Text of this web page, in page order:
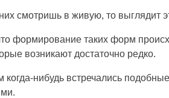
смотришь в живую, то выглядит
формирование таких форм
возникают достаточно редко.
когда-нибудь встречались